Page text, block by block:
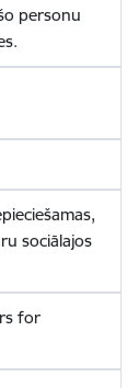
personu
sociālajos
for